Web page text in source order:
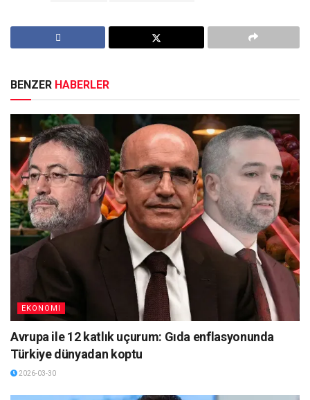
BENZER HABERLER
EKONOMI
Avrupa ile 12 katlık uçurum: Gıda enflasyonunda
Türkiye dünyadan koptu
2026-03-30